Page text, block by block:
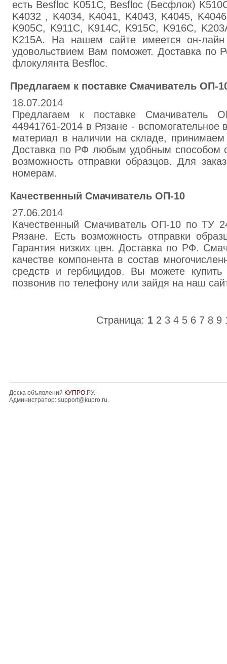
есть Besfloc K051C, Besfloc (Бесфлок)
K4032 , K4034, K4041, K4043, K4045,
K905C, K911C, K914C, K915C, K916C,
K215A. На нашем сайте имеется он-лайн
удовольствием Вам поможет. Доставка по
флокулянта Besfloc.
Предлагаем к поставке Смачиватель ОП-
18.07.2014
Предлагаем к поставке Смачиватель
44941761-2014 в Рязане - вспомогательное
материал в наличии на складе, принимаем
Доставка по РФ любым удобным способом
возможность отправки образцов. Для
номерам.
Качественный Смачиватель ОП-10
27.06.2014
Качественный Смачиватель ОП-10 по ТУ
Рязане. Есть возможность отправки
Гарантия низких цен. Доставка по РФ.
качестве компонента в состав
средств и гербицидов. Вы можете
позвонив по телефону или зайдя на наш
Страница: 1 2 3 4 5 6 7 8 9
Доска объявлений КУПРО.РУ.
Администратор: support@kupro.ru.